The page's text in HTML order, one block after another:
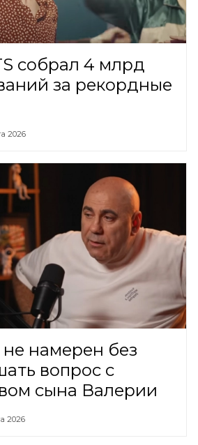
собрал 4 млрд
за рекордные
2026
намерен без
вопрос с
сына Валерии
2026